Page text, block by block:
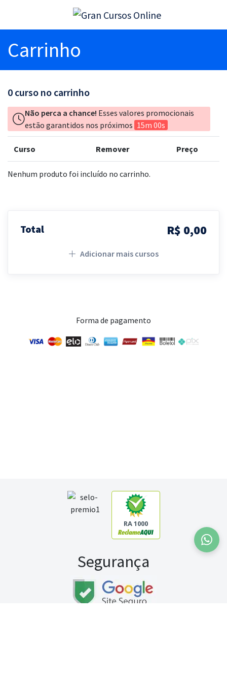
Carrinho
0 curso no carrinho
Não perca a chance! Esses valores promocionais
estão garantidos nos próximos 15m 00s
Curso Remover Preço
Nenhum produto foi incluído no carrinho.
Total R$ 0,00
Adicionar mais cursos
Forma de pagamento
RA 1000
Segurança